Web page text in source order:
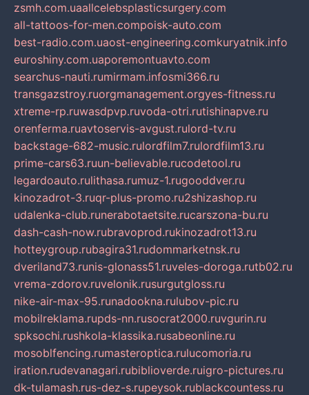
zsmh.com.uaallcelebsplasticsurgery.com
all-tattoos-for-men.compoisk-auto.com
best-radio.com.uaost-engineering.comkuryatnik.info
euroshiny.com.uaporemontuavto.com
searchus-nauti.rumirmam.infosmi366.ru
transgazstroy.ruorgmanagement.orgyes-fitness.ru
xtreme-rp.ruwasdpvp.ruvoda-otri.rutishinapve.ru
orenferma.ruavtoservis-avgust.rulord-tv.ru
backstage-682-music.rulordfilm7.rulordfilm13.ru
prime-cars63.ruun-believable.rucodetool.ru
legardoauto.rulithasa.rumuz-1.rugooddver.ru
kinozadrot-3.ruqr-plus-promo.ru2shizashop.ru
udalenka-club.runerabotaetsite.rucarszona-bu.ru
dash-cash-now.rubravoprod.rukinozadrot13.ru
hotteygroup.rubagira31.rudommarketnsk.ru
dveriland73.runis-glonass51.ruveles-doroga.rutb02.ru
vrema-zdorov.ruvelonik.rusurgutgloss.ru
nike-air-max-95.runadookna.rulubov-pic.ru
mobilreklama.rupds-nn.rusocrat2000.ruvgurin.ru
spksochi.rushkola-klassika.rusabeonline.ru
mosoblfencing.rumasteroptica.rulucomoria.ru
iration.rudevanagari.rubiblioverde.ruigro-pictures.ru
dk-tulamash.rus-dez-s.rupeysok.rublackcountess.ru